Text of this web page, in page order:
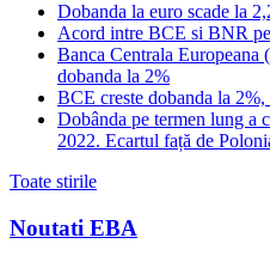
Dobanda la euro scade la
Acord intre BCE si BNR
Banca Centrala Europeana
dobanda la 2%
BCE creste dobanda la
Dobânda pe termen lung a
2022. Ecartul față de
Toate stirile
Noutati EBA